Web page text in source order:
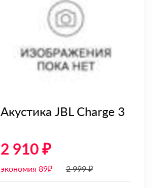
Акустика JBL Charge 3
2 910 ₽
экономия 89₽ 2 999 ₽